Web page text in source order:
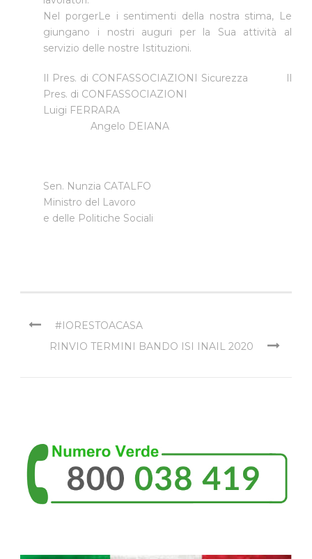
Nel porgerLe i sentimenti della nostra stima, Le
giungano i nostri auguri per la Sua attività al
servizio delle nostre Istituzioni.
Il Pres. di CONFASSOCIAZIONI Sicurezza Il
Pres. di CONFASSOCIAZIONI
Luigi FERRARA
Angelo DEIANA
Sen. Nunzia CATALFO
Ministro del Lavoro
e delle Politiche Sociali
#IORESTOACASA
RINVIO TERMINI BANDO ISI INAIL 2020